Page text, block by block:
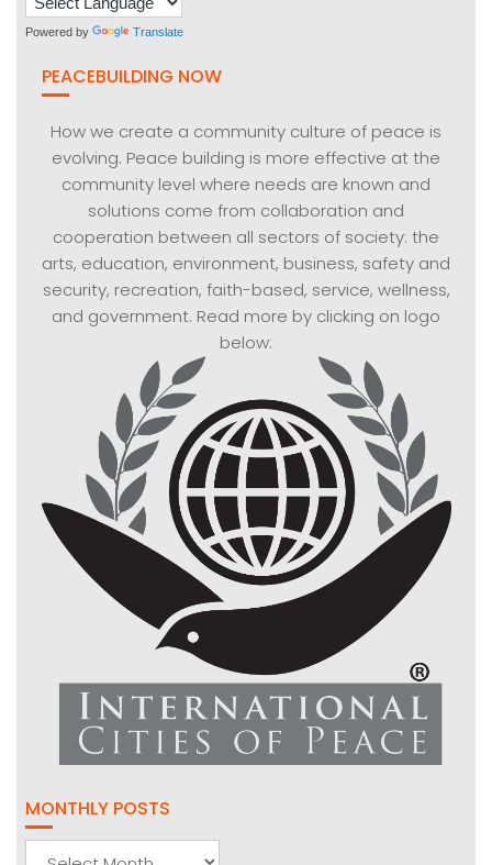
Powered by Translate
PEACEBUILDING NOW
How we create a community culture of peace is
evolving. Peace building is more effective at the
community level where needs are known and
solutions come from collaboration and
cooperation between all sectors of society: the
arts, education, environment, business, safety and
security, recreation, faith-based, service, wellness,
and government. Read more by clicking on logo
below:
MONTHLY POSTS
Monthly